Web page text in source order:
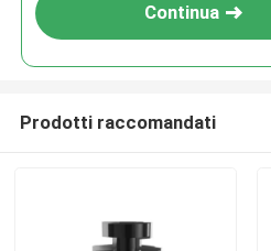
Continua
Prodotti raccomandati